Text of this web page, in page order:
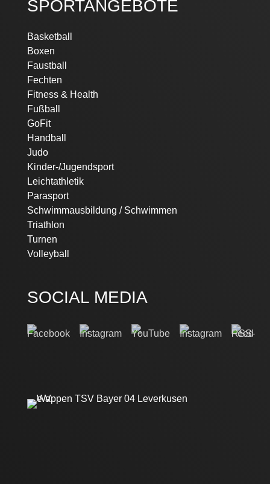
SPORTANGEBOTE
Basketball
Boxen
Faustball
Fechten
Fitness & Health
Fußball
GoFit
Handball
Judo
Kinder-/Jugendsport
Leichtathletik
Parasport
Schwimmausbildung / Schwimmen
Triathlon
Turnen
Volleyball
SOCIAL MEDIA